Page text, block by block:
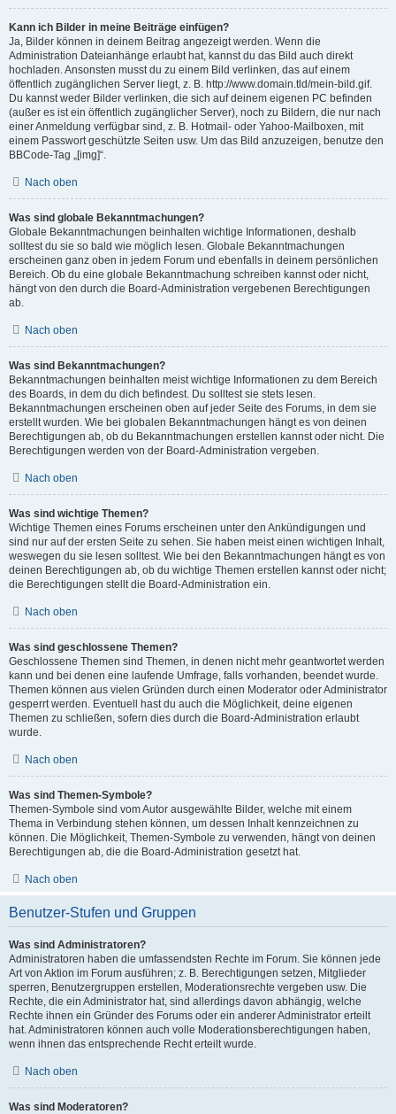
Kann ich Bilder in meine Beiträge einfügen?
Ja, Bilder können in deinem Beitrag angezeigt werden. Wenn die
Administration Dateianhänge erlaubt hat, kannst du das Bild auch direkt
hochladen. Ansonsten musst du zu einem Bild verlinken, das auf einem
öffentlich zugänglichen Server liegt, z. B. http://www.domain.tld/mein-bild.gif.
Du kannst weder Bilder verlinken, die sich auf deinem eigenen PC befinden
(außer es ist ein öffentlich zugänglicher Server), noch zu Bildern, die nur nach
einer Anmeldung verfügbar sind, z. B. Hotmail- oder Yahoo-Mailboxen, mit
einem Passwort geschützte Seiten usw. Um das Bild anzuzeigen, benutze den
BBCode-Tag „[img]“.
Nach oben
Was sind globale Bekanntmachungen?
Globale Bekanntmachungen beinhalten wichtige Informationen, deshalb
solltest du sie so bald wie möglich lesen. Globale Bekanntmachungen
erscheinen ganz oben in jedem Forum und ebenfalls in deinem persönlichen
Bereich. Ob du eine globale Bekanntmachung schreiben kannst oder nicht,
hängt von den durch die Board-Administration vergebenen Berechtigungen
ab.
Nach oben
Was sind Bekanntmachungen?
Bekanntmachungen beinhalten meist wichtige Informationen zu dem Bereich
des Boards, in dem du dich befindest. Du solltest sie stets lesen.
Bekanntmachungen erscheinen oben auf jeder Seite des Forums, in dem sie
erstellt wurden. Wie bei globalen Bekanntmachungen hängt es von deinen
Berechtigungen ab, ob du Bekanntmachungen erstellen kannst oder nicht. Die
Berechtigungen werden von der Board-Administration vergeben.
Nach oben
Was sind wichtige Themen?
Wichtige Themen eines Forums erscheinen unter den Ankündigungen und
sind nur auf der ersten Seite zu sehen. Sie haben meist einen wichtigen Inhalt,
weswegen du sie lesen solltest. Wie bei den Bekanntmachungen hängt es von
deinen Berechtigungen ab, ob du wichtige Themen erstellen kannst oder nicht;
die Berechtigungen stellt die Board-Administration ein.
Nach oben
Was sind geschlossene Themen?
Geschlossene Themen sind Themen, in denen nicht mehr geantwortet werden
kann und bei denen eine laufende Umfrage, falls vorhanden, beendet wurde.
Themen können aus vielen Gründen durch einen Moderator oder Administrator
gesperrt werden. Eventuell hast du auch die Möglichkeit, deine eigenen
Themen zu schließen, sofern dies durch die Board-Administration erlaubt
wurde.
Nach oben
Was sind Themen-Symbole?
Themen-Symbole sind vom Autor ausgewählte Bilder, welche mit einem
Thema in Verbindung stehen können, um dessen Inhalt kennzeichnen zu
können. Die Möglichkeit, Themen-Symbole zu verwenden, hängt von deinen
Berechtigungen ab, die die Board-Administration gesetzt hat.
Nach oben
Benutzer-Stufen und Gruppen
Was sind Administratoren?
Administratoren haben die umfassendsten Rechte im Forum. Sie können jede
Art von Aktion im Forum ausführen; z. B. Berechtigungen setzen, Mitglieder
sperren, Benutzergruppen erstellen, Moderationsrechte vergeben usw. Die
Rechte, die ein Administrator hat, sind allerdings davon abhängig, welche
Rechte ihnen ein Gründer des Forums oder ein anderer Administrator erteilt
hat. Administratoren können auch volle Moderationsberechtigungen haben,
wenn ihnen das entsprechende Recht erteilt wurde.
Nach oben
Was sind Moderatoren?